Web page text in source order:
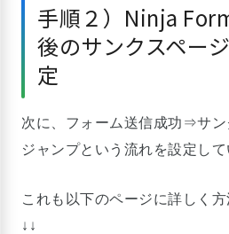
手順２）Ninja
後のサンクスペー
定
次に、フォーム送信成功⇒サン
ジャンプという流れを設定して
これも以下のページに詳しく方
↓↓